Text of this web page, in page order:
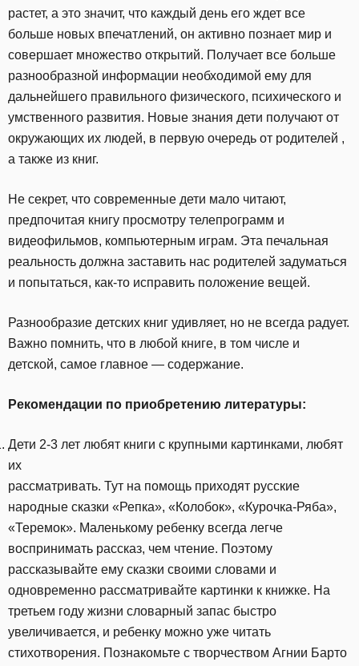
растет, а это значит, что каждый день его ждет все
больше новых впечатлений, он активно познает мир и
совершает множество открытий. Получает все больше
разнообразной информации необходимой ему для
дальнейшего правильного физического, психического и
умственного развития. Новые знания дети получают от
окружающих их людей, в первую очередь от родителей ,
а также из книг.
Не секрет, что современные дети мало читают,
предпочитая книгу просмотру телепрограмм и
видеофильмов, компьютерным играм. Эта печальная
реальность должна заставить нас родителей задуматься
и попытаться, как-то исправить положение вещей.
Разнообразие детских книг удивляет, но не всегда радует.
Важно помнить, что в любой книге, в том числе и
детской, самое главное — содержание.
Рекомендации по приобретению литературы:
Дети 2-3 лет любят книги с крупными картинками, любят
их
рассматривать. Тут на помощь приходят русские
народные сказки «Репка», «Колобок», «Курочка-Ряба»,
«Теремок». Маленькому ребенку всегда легче
воспринимать рассказ, чем чтение. Поэтому
рассказывайте ему сказки своими словами и
одновременно рассматривайте картинки к книжке. На
третьем году жизни словарный запас быстро
увеличивается, и ребенку можно уже читать
стихотворения. Познакомьте с творчеством Агнии Барто